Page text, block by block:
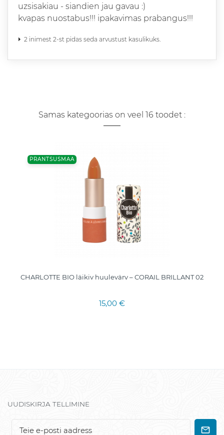
uzsisakiau - siandien jau gavau :)
kvapas nuostabus!!! ipakavimas prabangus!!!
2 inimest 2-st pidas seda arvustust kasulikuks.
Samas kategoorias on veel 16 toodet :
PRANTSUSMAA
CHARLOTTE BIO läikiv huulevärv – CORAIL BRILLANT 02
15,00 €
UUDISKIRJA TELLIMINE